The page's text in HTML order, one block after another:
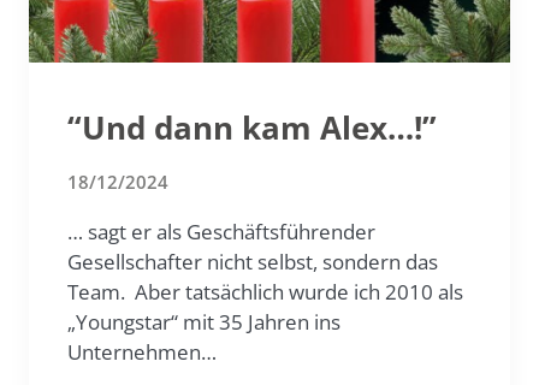
“Und dann kam Alex…!”
18/12/2024
… sagt er als Geschäftsführender
Gesellschafter nicht selbst, sondern das
Team. Aber tatsächlich wurde ich 2010 als
„Youngstar“ mit 35 Jahren ins
Unternehmen…